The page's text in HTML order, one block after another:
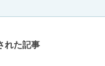
れた記事